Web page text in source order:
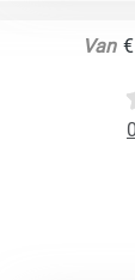
Van